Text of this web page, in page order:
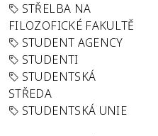
STŘELBA NA
FILOZOFICKÉ FAKULTĚ
STUDENT AGENCY
STUDENTI
STUDENTSKÁ
STŘEDA
STUDENTSKÁ UNIE